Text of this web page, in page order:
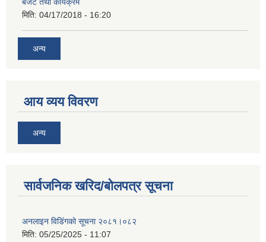
बजेट तथा कार्यक्रम
मिति: 04/17/2018 - 16:20
अन्य
आय व्यय विवरण
अन्य
सार्वजनिक खरिद/बोलपत्र सूचना
अनलाइन विडि‌ं‍गको सूचना २०८१।०८२
मिति: 05/25/2025 - 11:07